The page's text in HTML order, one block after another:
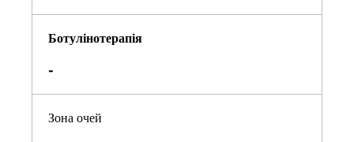
Ботулінотерапія
-
Зона очей